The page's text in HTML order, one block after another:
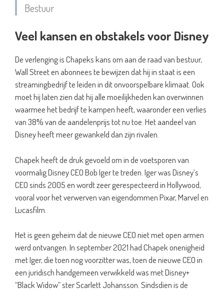
Bestuur
Veel kansen en obstakels voor Disney
De verlenging is Chapeks kans om aan de raad van bestuur,
Wall Street en abonnees te bewijzen dat hij in staat is een
streamingbedrijf te leiden in dit onvoorspelbare klimaat. Ook
moet hij laten zien dat hij alle moeilijkheden kan overwinnen
waarmee het bedrijf te kampen heeft, waaronder een verlies
van 38% van de aandelenprijs tot nu toe. Het aandeel van
Disney heeft meer gewankeld dan zijn rivalen.
Chapek heeft de druk gevoeld om in de voetsporen van
voormalig Disney CEO Bob Iger te treden. Iger was Disney’s
CEO sinds 2005 en wordt zeer gerespecteerd in Hollywood,
vooral voor het verwerven van eigendommen Pixar, Marvel en
Lucasfilm.
Het is geen geheim dat de nieuwe CEO niet met open armen
werd ontvangen. In september 2021 had Chapek onenigheid
met Iger, die toen nog voorzitter was, toen de nieuwe CEO in
een juridisch handgemeen verwikkeld was met Disney+
“Black Widow” ster Scarlett Johansson. Sindsdien is de